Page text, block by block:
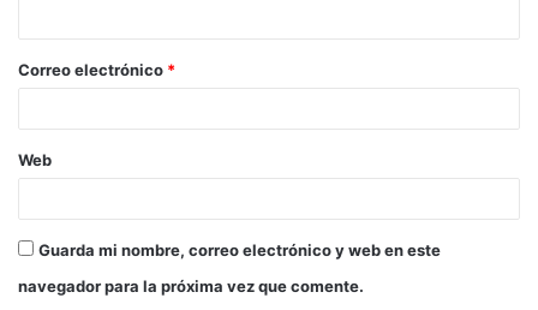
Correo electrónico *
Web
Guarda mi nombre, correo electrónico y web en este
navegador para la próxima vez que comente.